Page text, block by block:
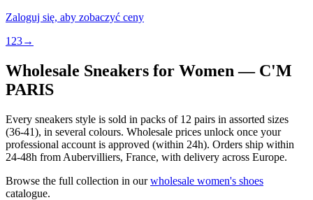
Zaloguj się, aby zobaczyć ceny
1 23→
Wholesale Sneakers for Women — C'M
PARIS
Every sneakers style is sold in packs of 12 pairs in assorted sizes
(36-41), in several colours. Wholesale prices unlock once your
professional account is approved (within 24h). Orders ship within
24-48h from Aubervilliers, France, with delivery across Europe.
Browse the full collection in our wholesale women's shoes
catalogue.